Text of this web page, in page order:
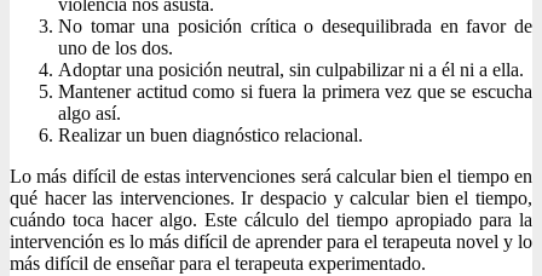
violencia nos asusta.
No tomar una posición crítica o desequilibrada en favor de
uno de los dos.
Adoptar una posición neutral, sin culpabilizar ni a él ni a ella.
Mantener actitud como si fuera la primera vez que se escucha
algo así.
Realizar un buen diagnóstico relacional.
Lo más difícil de estas intervenciones será calcular bien el tiempo en
qué hacer las intervenciones. Ir despacio y calcular bien el tiempo,
cuándo toca hacer algo. Este cálculo del tiempo apropiado para la
intervención es lo más difícil de aprender para el terapeuta novel y lo
más difícil de enseñar para el terapeuta experimentado.